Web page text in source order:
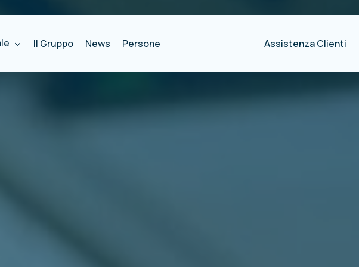
Il Gruppo News Persone Assistenza Clienti